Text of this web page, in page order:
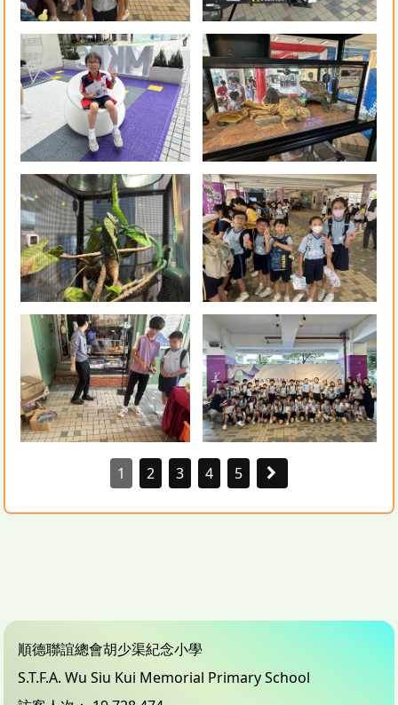
1 2 3 4 5
順德聯誼總會胡少渠紀念小學
S.T.F.A. Wu Siu Kui Memorial Primary School